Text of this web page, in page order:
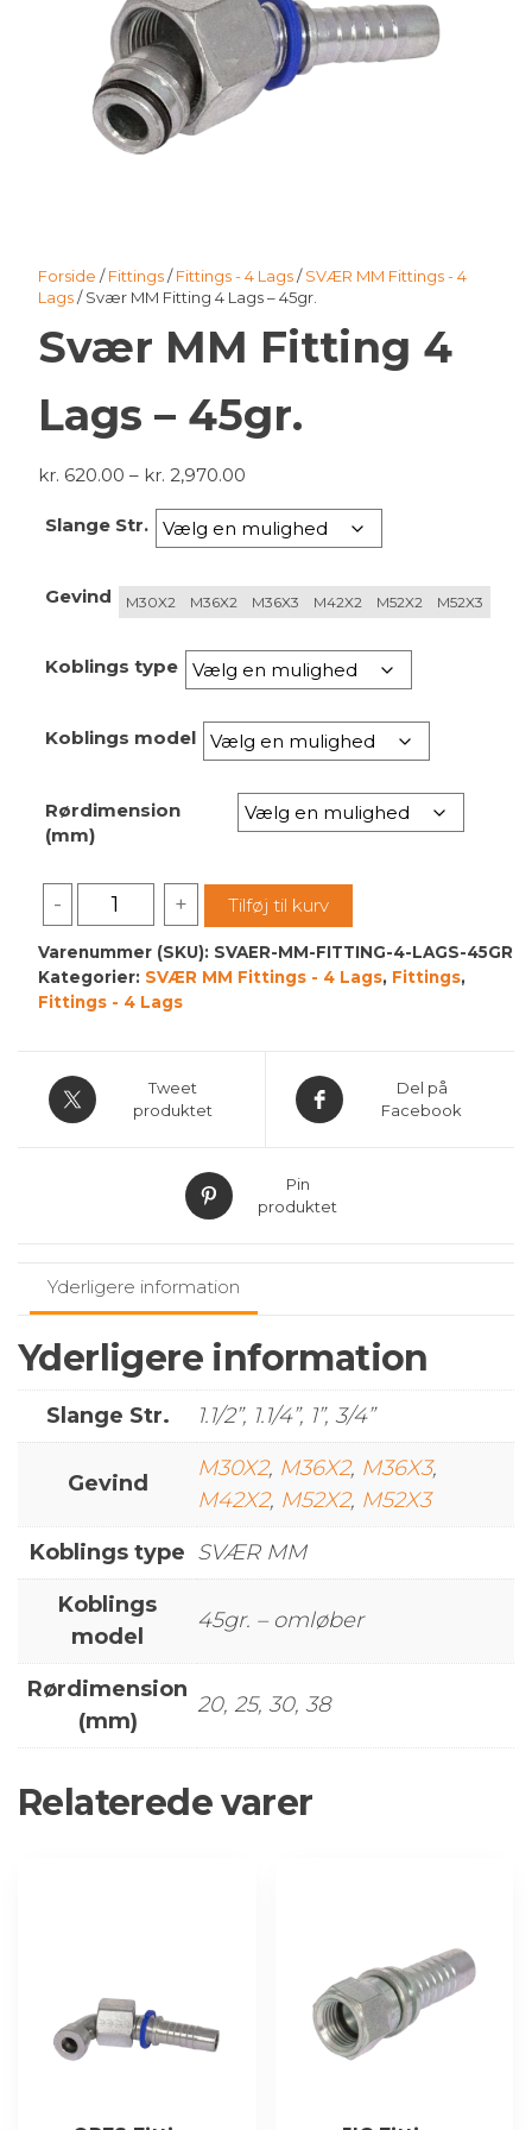
Forside /Fittings/Fittings - 4 Lags/SVÆR MM Fittings - 4
Lags/ Svær MM Fitting 4 Lags – 45gr.
Svær MM Fitting 4
Lags – 45gr.
kr. 620.00 – kr. 2,970.00Prisinterval:
til
Slange Str.
Gevind M30X2 M36X2 M36X3 M42X2 M52X2 M52X3
Koblings type
Koblings model
Rørdimension
(mm)
-
Svær
MM
Fitting
4
Lags
antal
+ Tilføj til kurv
Varenummer (SKU): SVAER-MM-FITTING-4-LAGS-45GR
Kategorier: SVÆR MM Fittings - 4 Lags, Fittings,
Fittings - 4 Lags
Tweet
produktet
Del på
Facebook
Pin
produktet
Yderligere information
Yderligere information
Slange Str. 1.1/2”, 1.1/4”, 1”, 3/4”
Gevind
M30X2, M36X2, M36X3,
M42X2, M52X2, M52X3
Koblings type SVÆR MM
Koblings
model
45gr. – omløber
Rørdimension
(mm)
20, 25, 30, 38
Relaterede varer
Mulighederne
varianter.
Mulighederne